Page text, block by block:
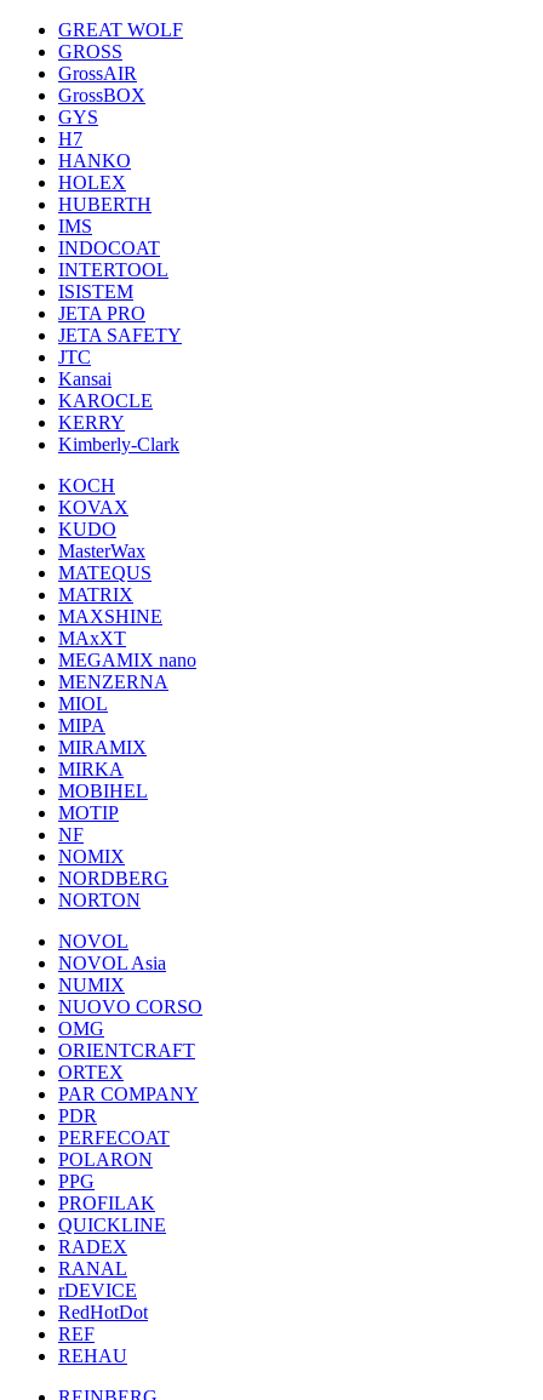
GREAT WOLF
GROSS
GrossAIR
GrossBOX
GYS
H7
HANKO
HOLEX
HUBERTH
IMS
INDOCOAT
INTERTOOL
ISISTEM
JETA PRO
JETA SAFETY
JTC
Kansai
KAROCLE
KERRY
Kimberly-Clark
KOCH
KOVAX
KUDO
MasterWax
MATEQUS
MATRIX
MAXSHINE
MAxXT
MEGAMIX nano
MENZERNA
MIOL
MIPA
MIRAMIX
MIRKA
MOBIHEL
MOTIP
NF
NOMIX
NORDBERG
NORTON
NOVOL
NOVOL Asia
NUMIX
NUOVO CORSO
OMG
ORIENTCRAFT
ORTEX
PAR COMPANY
PDR
PERFECOAT
POLARON
PPG
PROFILAK
QUICKLINE
RADEX
RANAL
rDEVICE
RedHotDot
REF
REHAU